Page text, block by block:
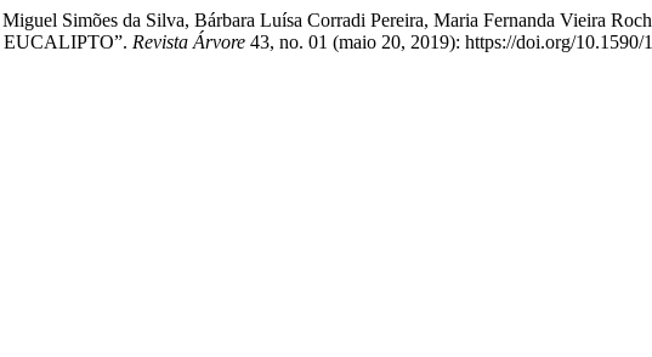
Simões da Silva, Bárbara Luísa Corradi Pereira, Maria Fernanda Vieira
Revista Árvore 43, no. 01 (maio 20, 2019): https://doi.org/10.1590/